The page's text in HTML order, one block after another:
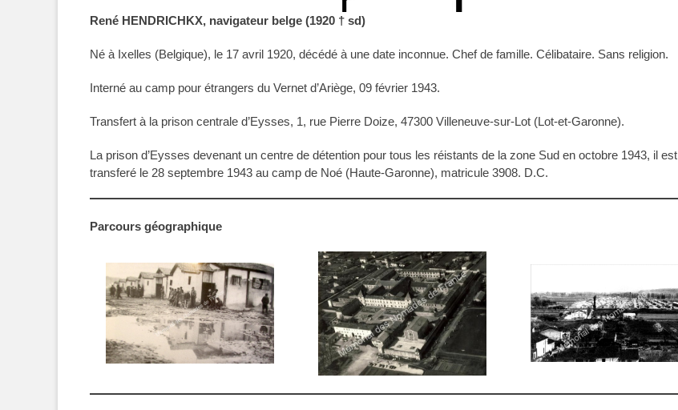
René HENDRICHKX, navigateur belge (1920 † sd)
Né à Ixelles (Belgique), le 17 avril 1920, décédé à une date inconnue. Chef de famille. Célibataire. Sans religion.
Interné au camp pour étrangers du Vernet d’Ariège, 09 février 1943.
Transfert à la prison centrale d’Eysses, 1, rue Pierre Doize, 47300 Villeneuve-sur-Lot (Lot-et-Garonne).
La prison d’Eysses devenant un centre de détention pour tous les réistants de la zone Sud en octobre 1943, il est
transferé le 28 septembre 1943 au camp de Noé (Haute-Garonne), matricule 3908. D.C.
Parcours géographique